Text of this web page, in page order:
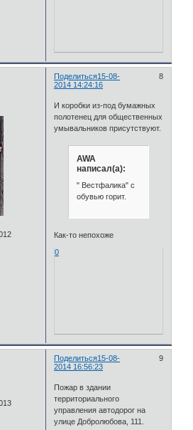
Поделиться 8
15-08-
2014 14:24:16
И коробки из-под бумажных
полотенец для общественных
умывальников присутствуют.
AWA
написал(а):
" Вестфалика" с
обувью горит.
Как-то непохоже
0
Поделиться 9
15-08-
2014 16:56:23
Пожар в здании
территориального
управления автодорог на
улице Добролюбова, 111.